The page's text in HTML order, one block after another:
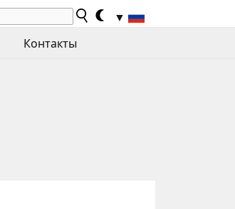
▼
Контакты